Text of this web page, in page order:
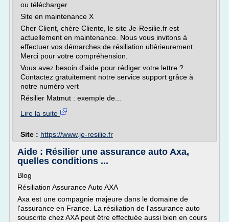
ou télécharger
Site en maintenance X
Cher Client, chère Cliente, le site Je-Resilie.fr est
actuellement en maintenance. Nous vous invitons à
effectuer vos démarches de résiliation ultérieurement.
Merci pour votre compréhension.
Vous avez besoin d'aide pour rédiger votre lettre ?
Contactez gratuitement notre service support grâce à
notre numéro vert
Résilier Matmut : exemple de...
Lire la suite
Site : https://www.je-resilie.fr
Aide : Résilier une assurance auto Axa,
quelles conditions ...
Blog
Résiliation Assurance Auto AXA
Axa est une compagnie majeure dans le domaine de
l'assurance en France. La résiliation de l'assurance auto
souscrite chez AXA peut être effectuée aussi bien en cours